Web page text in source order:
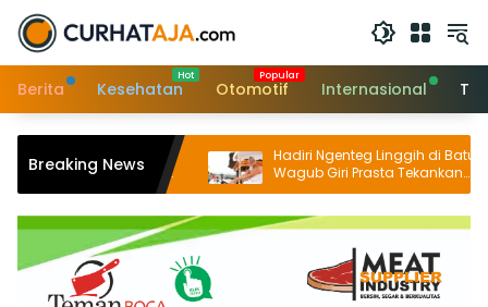
Langsung
konten
Berita
Kesehatan Otomotif Internasional
Breaking News
Marga Fest II
Pelestarian Seni
Potensi Lokal
Hadiri Ngenteg Linggih di Batunya,
Wagub Giri Prasta Tekankan
Pentingnya Gotong Royong dan